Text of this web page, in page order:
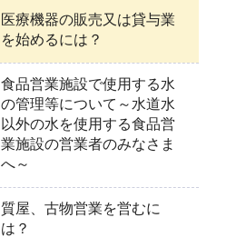
医療機器の販売又は貸与業
を始めるには？
食品営業施設で使用する水
の管理等について～水道水
以外の水を使用する食品営
業施設の営業者のみなさま
へ～
質屋、古物営業を営むに
は？